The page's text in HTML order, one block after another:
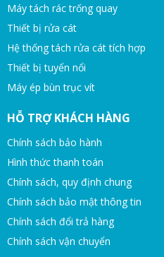
Máy tách rác trống quay
Thiết bị rửa cát
Hệ thống tách rửa cát tích hợp
Thiết bị tuyển nổi
Máy ép bùn trục vít
HỖ TRỢ KHÁCH HÀNG
Chính sách bảo hành
Hình thức thanh toán
Chính sách, quy định chung
Chính sách bảo mật thông tin
Chính sách đổi trả hàng
Chính sách vận chuyển